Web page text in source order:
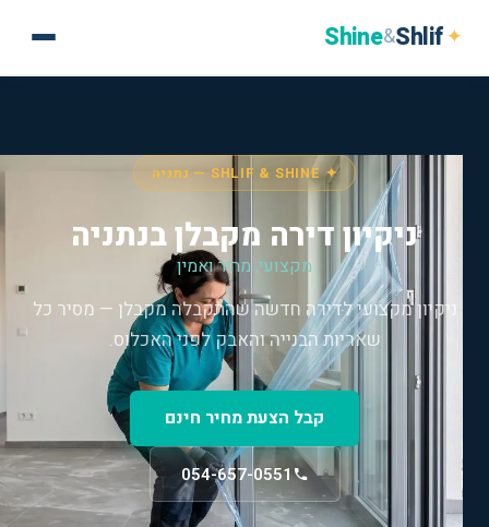
✦
Shlif
&
Shine
✦ SHLIF & SHINE — נתניה
ניקיון דירה מקבלן בנתניה
מקצועי, מהיר ואמין
ניקיון מקצועי לדירה חדשה שהתקבלה מקבלן — מסיר כל
שאריות הבנייה והאבק לפני האכלוס.
קבל הצעת מחיר חינם
054-657-0551